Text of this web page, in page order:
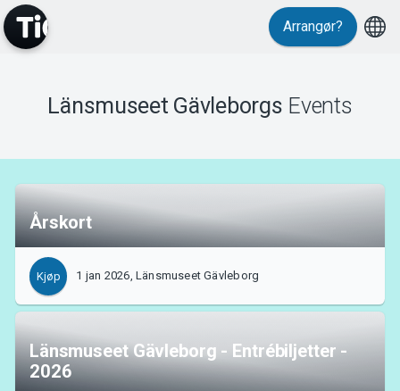
MyTickster
Support
Om Tickster
Arrangør?
Länsmuseet Gävleborgs Events
Årskort
Kjøp 1 jan 2026, Länsmuseet Gävleborg
Länsmuseet Gävleborg - Entrébiljetter -
2026